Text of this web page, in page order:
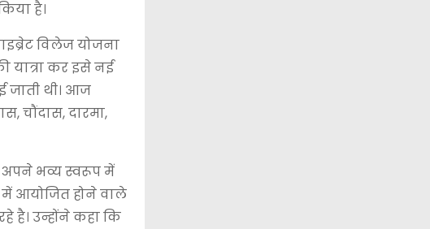
है।
विलेज योजना
यात्रा कर इसे नई
जाती थी। आज
चौंदास, दारमा,
अपने भव्य स्वरूप में
में आयोजित होने वाले
है। उन्होंने कहा कि